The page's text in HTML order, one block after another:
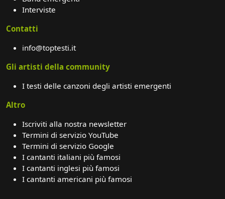
Interviste
Contatti
info@toptesti.it
Gli artisti della community
I testi delle canzoni degli artisti emergenti
Altro
Iscriviti alla nostra newsletter
Termini di servizio YouTube
Termini di servizio Google
I cantanti italiani più famosi
I cantanti inglesi più famosi
I cantanti americani più famosi